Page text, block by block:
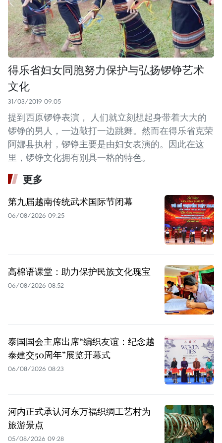
得乐省妇女同胞努力保护与弘扬锣铮艺术
文化
31/03/2019 09:05
提到西原锣铮表演， 人们就立刻想起身带着大大的
锣铮的男人，一边敲打一边跳舞。然而在得乐省克荣
阿娜县执村，锣铮主要是由妇女表演的。因此在这
里，锣铮文化拥有别具一格的特色。
更多
第九届越南传统武术国际节闭幕
06/08/2026 09:25
高棉语课堂：助力保护民族文化瑰宝
06/08/2026 08:52
泰国国会主席出席“编织友谊：纪念越
泰建交50周年”展览开幕式
06/08/2026 08:23
河内正式承认河东万福织绸工艺村为
旅游景点
05/08/2026 09:28